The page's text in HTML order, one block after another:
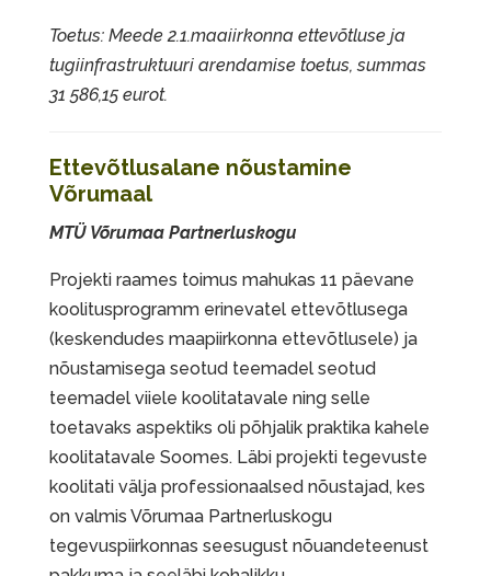
Toetus: Meede 2.1.maaiirkonna ettevõtluse ja
tugiinfrastruktuuri arendamise toetus, summas
31 586,15 eurot.
Ettevõtlusalane nõustamine
Võrumaal
MTÜ Võrumaa Partnerluskogu
Projekti raames toimus mahukas 11 päevane
koolitusprogramm erinevatel ettevõtlusega
(keskendudes maapiirkonna ettevõtlusele) ja
nõustamisega seotud teemadel seotud
teemadel viiele koolitatavale ning selle
toetavaks aspektiks oli põhjalik praktika kahele
koolitatavale Soomes. Läbi projekti tegevuste
koolitati välja professionaalsed nõustajad, kes
on valmis Võrumaa Partnerluskogu
tegevuspiirkonnas seesugust nõuandeteenust